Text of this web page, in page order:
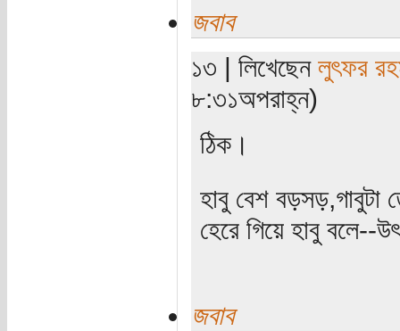
জবাব
১৩ | লিখেছেন লুৎফর
৮:৩১অপরাহ্ন)
ঠিক।
হাবু বেশ বড়সড়,গাবুটা
হেরে গিয়ে হাবু বলে--
জবাব